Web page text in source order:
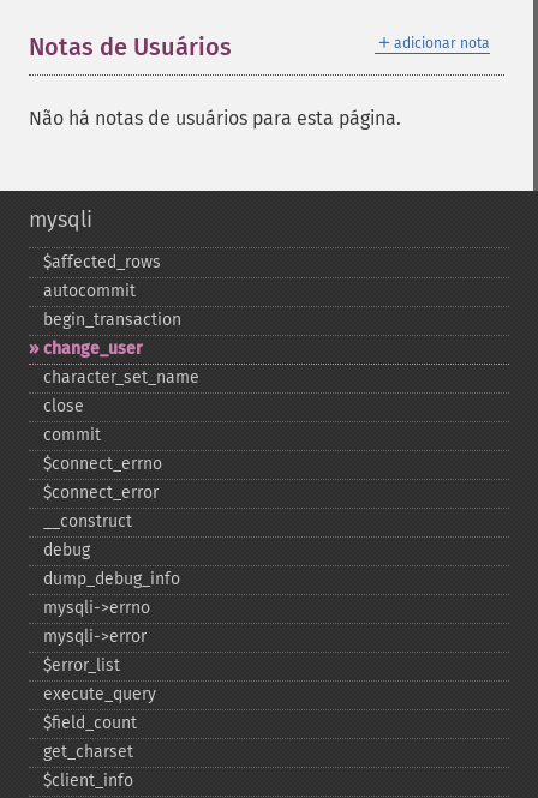
＋ adicionar nota
Notas de Usuários
Não há notas de usuários para esta página.
mysqli
$affected_​rows
autocommit
begin_​transaction
change_​user
character_​set_​name
close
commit
$connect_​errno
$connect_​error
_​_​construct
debug
dump_​debug_​info
mysqli-​>errno
mysqli-​>error
$error_​list
execute_​query
$field_​count
get_​charset
$client_​info